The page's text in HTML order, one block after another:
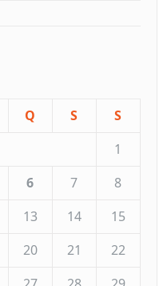
Q S
S
1
6 7
8
13 14
15
20 21
22